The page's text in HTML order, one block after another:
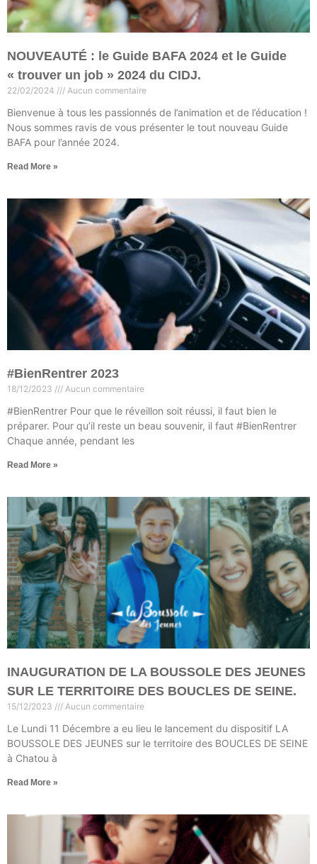
NOUVEAUTÉ : le Guide BAFA 2024 et le Guide
« trouver un job » 2024 du CIDJ.
22/02/2024 Aucun commentaire
Bienvenue à tous les passionnés de l’animation et de l’éducation !
Nous sommes ravis de vous présenter le tout nouveau Guide
BAFA pour l’année 2024.
Read More »
#BienRentrer 2023
18/12/2023 Aucun commentaire
#BienRentrer Pour que le réveillon soit réussi, il faut bien le
préparer. Pour qu’il reste un beau souvenir, il faut #BienRentrer
Chaque année, pendant les
Read More »
INAUGURATION DE LA BOUSSOLE DES JEUNES
SUR LE TERRITOIRE DES BOUCLES DE SEINE.
15/12/2023 Aucun commentaire
Le Lundi 11 Décembre a eu lieu le lancement du dispositif LA
BOUSSOLE DES JEUNES sur le territoire des BOUCLES DE SEINE
à Chatou à
Read More »